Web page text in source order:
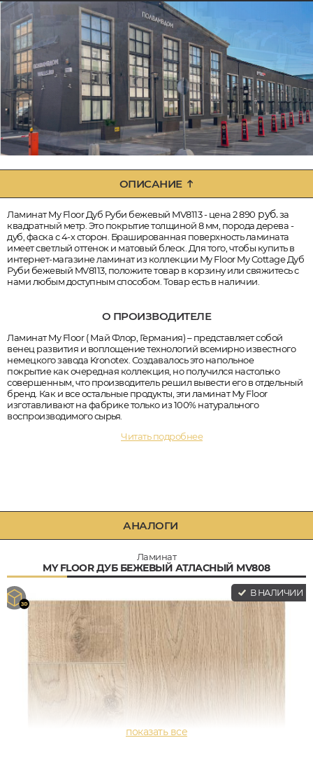
ОПИСАНИЕ
Ламинат My Floor Дуб Руби бежевый MV8113 - цена 2 890 руб.за
квадратный метр. Это покрытие толщиной 8 мм, порода дерева -
дуб, фаска с 4-х сторон. Брашированная поверхность ламината
имеет светлый оттенок и матовый блеск. Для того, чтобы купить в
интернет-магазине ламинат из коллекции My Floor My Cottage Дуб
Руби бежевый MV8113, положите товар в корзину или свяжитесь с
нами любым доступным способом. Товар есть в наличии.
О ПРОИЗВОДИТЕЛЕ
Ламинат My Floor ( Май Флор, Германия) – представляет собой
венец развития и воплощение технологий всемирно известного
немецкого завода Kronotex. Создавалось это напольное
покрытие как очередная коллекция, но получился настолько
совершенным, что производитель решил вывести его в отдельный
бренд. Как и все остальные продукты, эти ламинат My Floor
изготавливают на фабрике только из 100% натурального
воспроизводимого сырья.
Читать подробнее
АНАЛОГИ
Ламинат
MY FLOOR ДУБ БЕЖЕВЫЙ АТЛАСНЫЙ MV808
В НАЛИЧИИ